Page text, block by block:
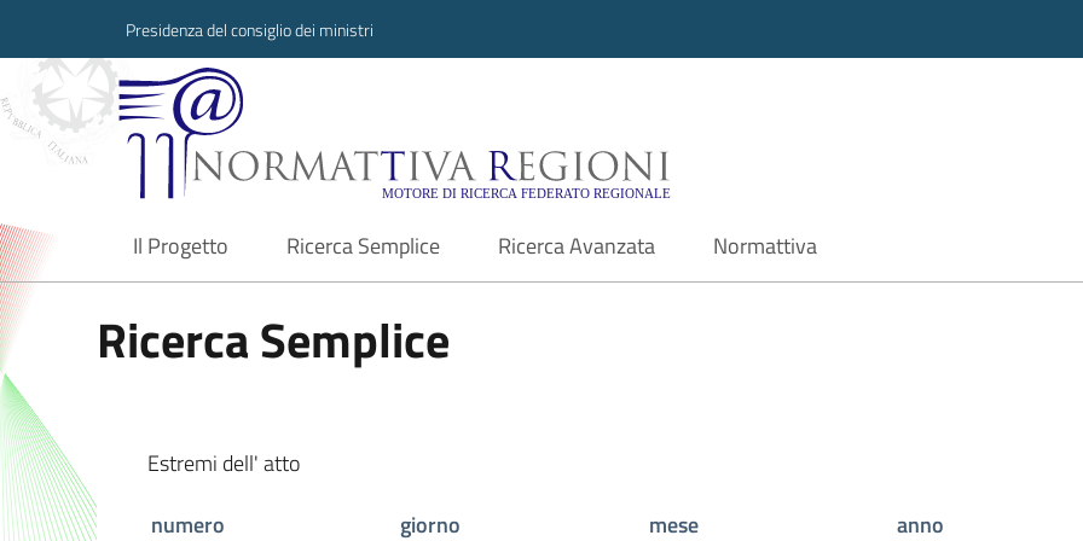
Presidenza del consiglio dei ministri
Normattiva Regioni - Motore di ricerca
Il Progetto
current Ricerca Semplice Ricerca Avanzata Normattiva
Ricerca Semplice
Estremi dell' atto
numero
giorno mese
anno